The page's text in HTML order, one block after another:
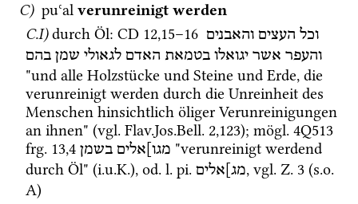
C) puʿal verunreinigt werden
C.I)durch Öl: CD 12,15–16 וכל העצים והאבנים
והעפר אשר יגואלו בטמאת האדם לגאולי שמן בהם
"und alle Holzstücke und Steine und Erde, die
verunreinigt werden durch die Unreinheit des
Menschen hinsichtlich öliger Verunreinigungen
an ihnen" (vgl. Flav.Jos.Bell. 2,123); mögl. 4Q513
frg. 13,4 מגו]אלים בשמן
"verunreinigt werdend
durch Öl" (i.u.K.), od. l. pi. מג]אלים, vgl. Z. 3 (s.o.
A)